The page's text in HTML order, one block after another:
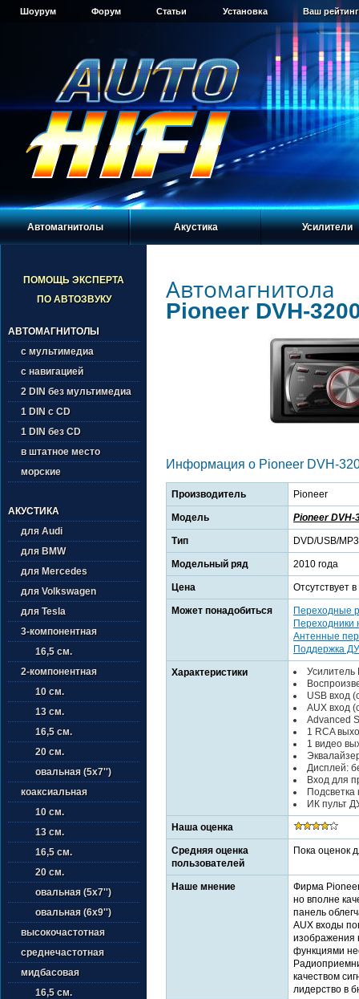
Шоурум Форум Статьи Установка Ваш
Автомагнитолы Акустика Усилители
ПОМОЩЬ ЭКСПЕРТА
ПО АВТОЗВУКУ
АВТОМАГНИТОЛЫ
с мультимедиа
с навигацией
2 DIN без мультимедиа
1 DIN с CD
1 DIN без CD
в штатное место
морские
АКУСТИКА
для Audi
для BMW
для Mercedes
для Volkswagen
для Tesla
3-компонентная
16,5 см.
2-компонентная
10 см.
13 см.
16,5 см.
20 см.
овальная (5х7'')
коаксиальная
10 см.
13 см.
16,5 см.
20 см.
овальная (5х7'')
овальная (6х9'')
высокочастотная
среднечастотная
мидбасовая
16,5 см.
Автомагнитола
Pioneer DVH-
Информация о Pioneer DVH-
Производитель Pioneer
Модель Pioneer DVH-
Тип DVD/USB/
Модельный ряд 2010 года
Цена Отсутствует
Может понадобиться
Переходные
Переходники
Антенные
Поддержка
Характеристики
Усилитель
USB вход
AUX вход
Advanced
1 RCA
1 видео
Дисплей:
Вход для
Подсветка
ИК пульт
Наша оценка
Средняя оценка
пользователей
Пока оценок
Наше мнение
Фирма
но вполне
панель
AUX входы
изображения
функциями
качеством
лидерство в